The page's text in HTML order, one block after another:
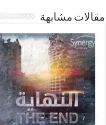
مقالات مشابهة